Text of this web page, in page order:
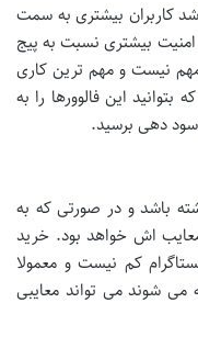
کاربران بیشتری به سمت
بیشتری نسبت به پیج
مهم نیست و مهم ترین کاری
این فالوورها را به
سود دهی برسید.
باشد و در صورتی که به
اش خواهد بود. خرید
کم نیست و معمولا
می شوند می تواند معایبی